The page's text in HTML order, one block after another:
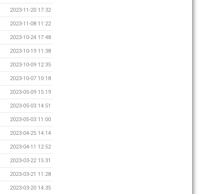
2023-11-20 17:32
2023-11-08 11:22
2023-10-24 17:48
2023-10-19 11:38
2023-10-09 12:35
2023-10-07 10:18
2023-05-09 15:19
2023-05-03 14:51
2023-05-03 11:00
2023-04-25 14:14
2023-04-11 12:52
2023-03-22 15:31
2023-03-21 11:28
2023-03-20 14:35